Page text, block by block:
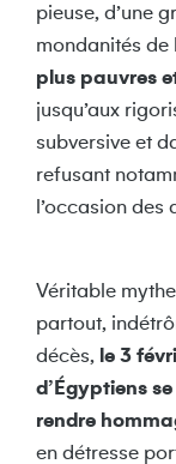
pieuse, d’une
mondanités de
plus pauvres
jusqu’aux
subversive et
refusant
l’occasion
Véritable
partout,
décès, le 3
d’Égyptiens
rendre
en détresse